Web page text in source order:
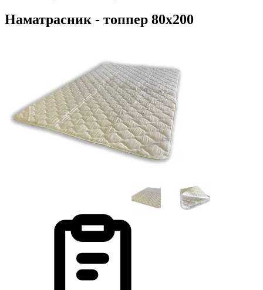
Наматрасник - топпер 80х200